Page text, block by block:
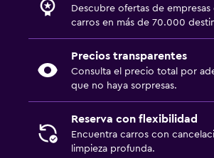
Descubre ofertas de
carros en más de 70.000
Precios transparentes
Consulta el precio total por
que no haya sorpresas.
Reserva con flexibilidad
Encuentra carros con
limpieza profunda.